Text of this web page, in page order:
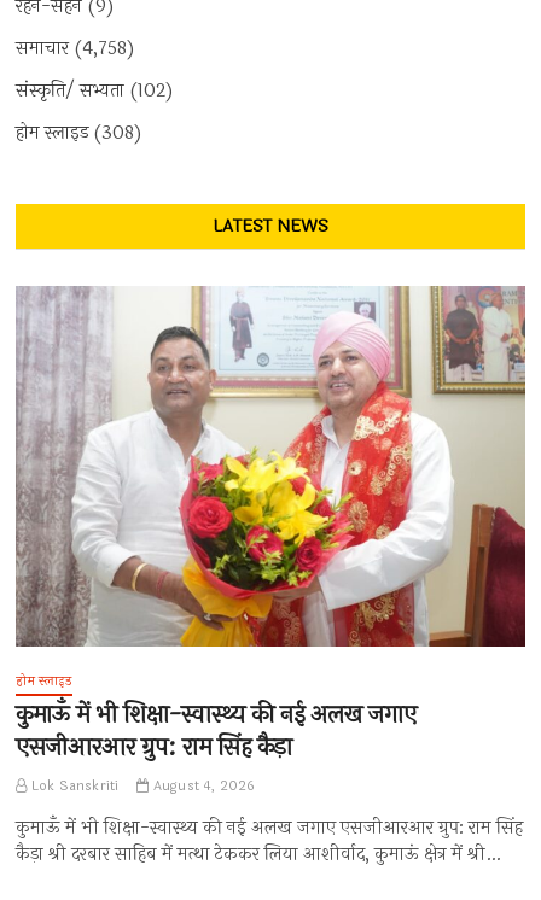
रहन-सहन (9)
समाचार(4,758)
संस्कृति/ सभ्यता (102)
होम स्लाइड(308)
LATEST NEWS
होम स्लाइड
कुमाऊँ में भी शिक्षा-स्वास्थ्य की नई अलख जगाए
एसजीआरआर ग्रुप: राम सिंह कैड़ा
Lok Sanskriti August 4, 2026
कुमाऊँ में भी शिक्षा-स्वास्थ्य की नई अलख जगाए एसजीआरआर ग्रुप: राम सिंह
कैड़ा श्री दरबार साहिब में मत्था टेककर लिया आशीर्वाद, कुमाऊं क्षेत्र में श्री…